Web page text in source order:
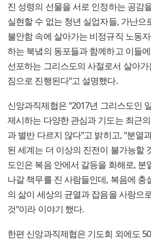
진 성령의 선물을 서로 인정하는 공감
실현할 수 없는 청년 실업자들, 가난으
불안함 속에 살아가는 비정규직 노동
하는 북녘의 동포들과 함께하고 이들
선포하는 그리스도의 사절로서 살아
짐으로 진행된다"고 설명했다.
신앙과직제협은 "2017년 그리스도인
제시하는 다양한 관심과 기도는 최근
과 별반 다르지 않다"고 밝히고, "분열
된 세계는 더 이상의 진전이 불가능할
도인은 복음 안에서 갈등을 화해로, 분
나갈 책무를 진 사람들인데, 복음에 충
의 삶이 세상의 균열과 잡음을 사랑으
것"이라 이야기 했다.
한편 신앙과직제협은 기도회 외에도